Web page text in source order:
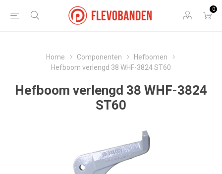
0
Home Componenten
Hefbomen
Hefboom verlengd 38 WHF-3824 ST60
Hefboom verlengd 38 WHF-3824
ST60